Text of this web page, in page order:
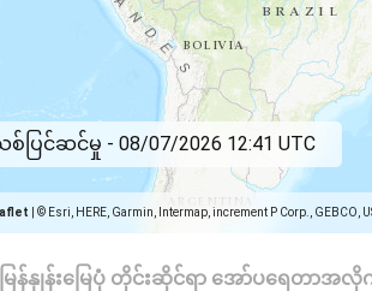
© Esri, HERE, Garmin, Intermap, increment P Corp., GEBCO,
ပြင်ဆင်မှု - 08/07/2026 12:41 UTC
ြန်နှုန်းမြေပုံ တိုင်းဆိုင်ရာ အော်ပရေတာအ